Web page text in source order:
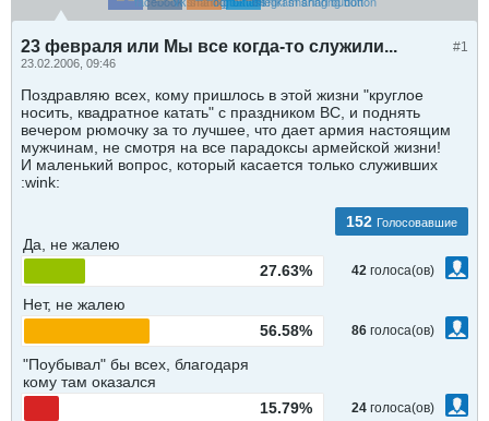
#1
23 февраля или Мы все когда-то служили...
23.02.2006, 09:46
Поздравляю всех, кому пришлось в этой жизни "круглое
носить, квадратное катать" с праздником ВС, и поднять
вечером рюмочку за то лучшее, что дает армия настоящим
мужчинам, не смотря на все парадоксы армейской жизни!
И маленький вопрос, который касается только служивших
:wink:
152 Голосовавшие
Да, не жалею
27.63%
42 голоса(ов)
Нет, не жалею
56.58%
86 голоса(ов)
"Поубывал" бы всех, благодаря
кому там оказался
15.79%
24 голоса(ов)